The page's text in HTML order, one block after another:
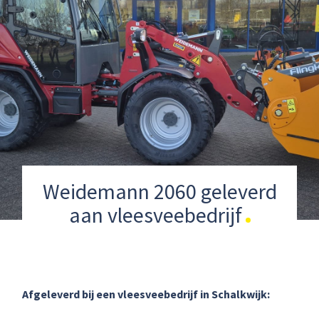
Weidemann 2060 geleverd
aan vleesveebedrijf
Afgeleverd bij een vleesveebedrijf in Schalkwijk: